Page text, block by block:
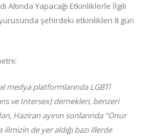
Altında Yapacağı Etkinliklerle İlgili
şehirdeki etkinlikleri 8 gün
medya platformlarında LGBTİ
ve Intersex) dernekleri, benzeri
Haziran ayının sonlarında “Onur
ilimizin de yer aldığı bazı illerde